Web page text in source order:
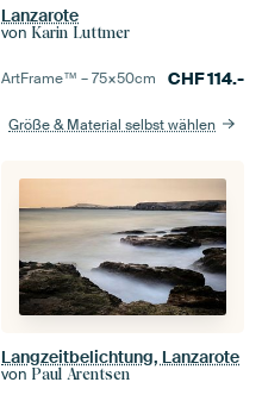
Lanzarote
von Karin Luttmer
ArtFrame™ –75×50cm CHF114.-
Größe & Material selbst wählen
Langzeitbelichtung, Lanzarote
von Paul Arentsen